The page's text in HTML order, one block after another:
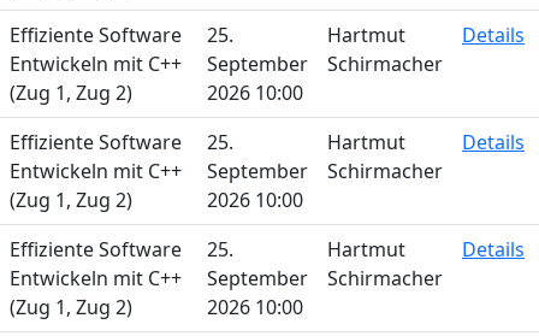
Effiziente Software
Entwickeln mit C++
(Zug 1, Zug 2)
25.
September
2026 10:00
Hartmut
Schirmacher
Details
Effiziente Software
Entwickeln mit C++
(Zug 1, Zug 2)
25.
September
2026 10:00
Hartmut
Schirmacher
Details
Effiziente Software
Entwickeln mit C++
(Zug 1, Zug 2)
25.
September
2026 10:00
Hartmut
Schirmacher
Details